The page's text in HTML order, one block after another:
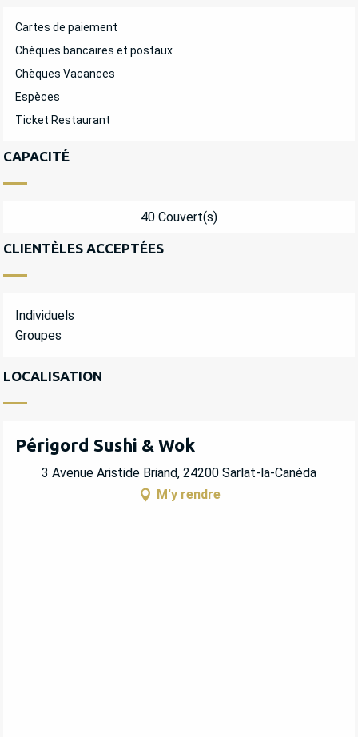
Cartes de paiement
Chèques bancaires et postaux
Chèques Vacances
Espèces
Ticket Restaurant
CAPACITÉ
40 Couvert(s)
CLIENTÈLES ACCEPTÉES
Individuels
Groupes
LOCALISATION
Périgord Sushi & Wok
3 Avenue Aristide Briand, 24200 Sarlat-la-Canéda
M'y rendre